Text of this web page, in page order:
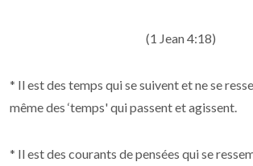
(1 Jean 4:18)
* Il est des temps qui se suivent et ne se
même des ‘temps' qui passent et agissent.
* Il est des courants de pensées qui se